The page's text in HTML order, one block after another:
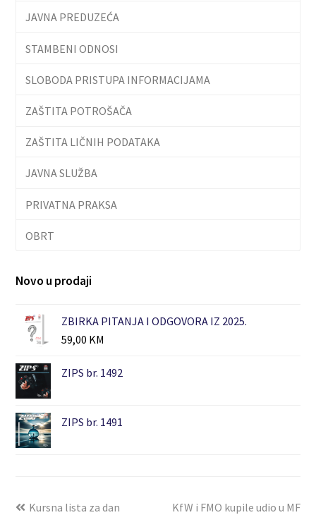
JAVNA PREDUZEĆA
STAMBENI ODNOSI
SLOBODA PRISTUPA INFORMACIJAMA
ZAŠTITA POTROŠAČA
ZAŠTITA LIČNIH PODATAKA
JAVNA SLUŽBA
PRIVATNA PRAKSA
OBRT
Novo u prodaji
ZBIRKA PITANJA I ODGOVORA IZ 2025.
59,00 KM
ZIPS br. 1492
ZIPS br. 1491
Kursna lista za dan
KfW i FMO kupile udio u MF